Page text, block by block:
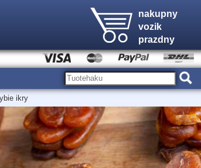
nakupny
vozik
prazdny
ikry